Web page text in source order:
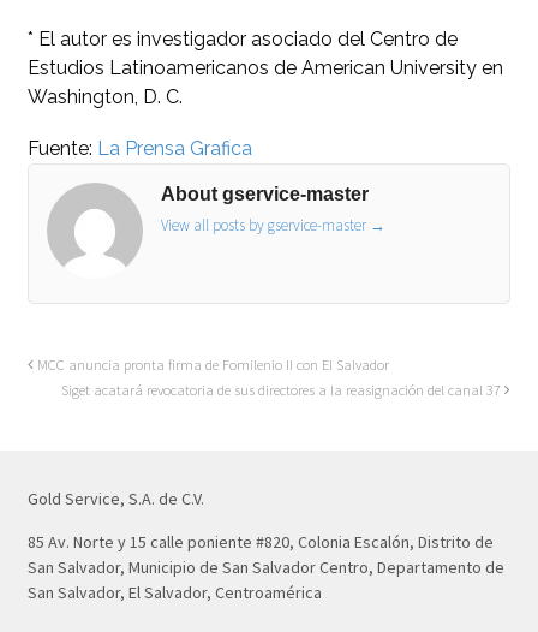
* El autor es investigador asociado del Centro de
Estudios Latinoamericanos de American University en
Washington, D. C.
Fuente: La Prensa Grafica
About gservice-master
View all posts by gservice-master →
MCC anuncia pronta firma de Fomilenio II con El Salvador
Siget acatará revocatoria de sus directores a la reasignación del canal 37
Gold Service, S.A. de C.V.
85 Av. Norte y 15 calle poniente #820, Colonia Escalón, Distrito de
San Salvador, Municipio de San Salvador Centro, Departamento de
San Salvador, El Salvador, Centroamérica